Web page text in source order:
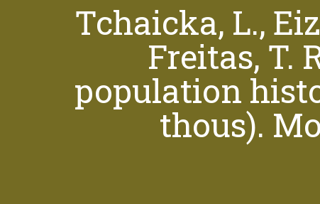
Tchaicka, L.,
Freitas, T.
population
thous).